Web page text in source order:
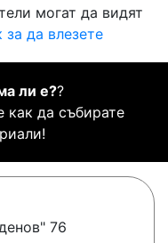
могат да видят
за да влезете
ли е??
как да събирате
76